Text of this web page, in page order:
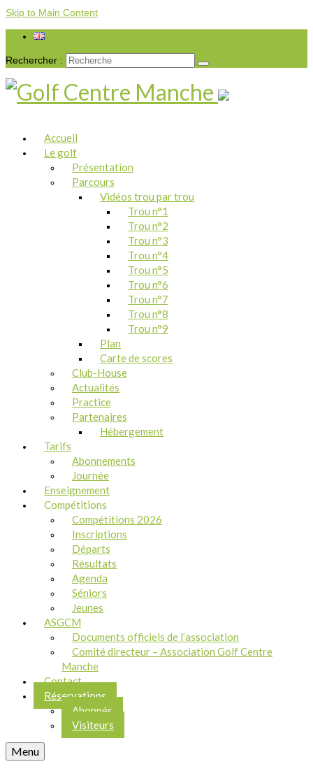
Skip to Main Content
Rechercher :
Accueil
Le golf
Présentation
Parcours
Vidéos trou par trou
Trou n°1
Trou n°2
Trou n°3
Trou n°4
Trou n°5
Trou n°6
Trou n°7
Trou n°8
Trou n°9
Plan
Carte de scores
Club-House
Actualités
Practice
Partenaires
Hébergement
Tarifs
Abonnements
Journée
Enseignement
Compétitions
Compétitions 2026
Inscriptions
Départs
Résultats
Agenda
Séniors
Jeunes
ASGCM
Documents officiels de l’association
Comité directeur – Association Golf Centre
Manche
Contact
Réservations
Abonnés
Visiteurs
Menu